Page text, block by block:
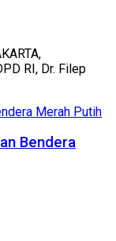
RI, Dr. Filep
Bendera